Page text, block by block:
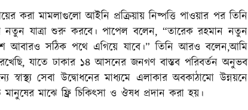
করা মামলাগুলো আইনি প্রক্রিয়ায় নিষ্পত্তি পাওয়ার পর তিনি
যাত্রা শুরু করবে। পাপেল বলেন, “তারেক রহমান নতুন
আবারও সঠিক পথে এগিয়ে যাবে।” তিনি আরও বলেন,আমি
যাতে ঢাকার ১৪ আসনের জনগণ বাস্তব পরিবর্তন অনুভব
স্বাস্থ্য সেবা উদ্বোধনের মাধ্যমে এলাকার অবকাঠামো উন্নয়নে
মাঝে ফ্রি চিকিৎসা ও ঔষধ প্রদান করা হয়।